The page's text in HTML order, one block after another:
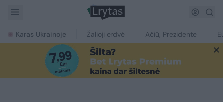
Karas Ukrainoje Žalioji erdvė Ačiū, Prezidente